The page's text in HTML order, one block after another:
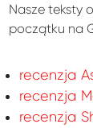
Nasze teksty
początku na
recenzja
recenzja
recenzja